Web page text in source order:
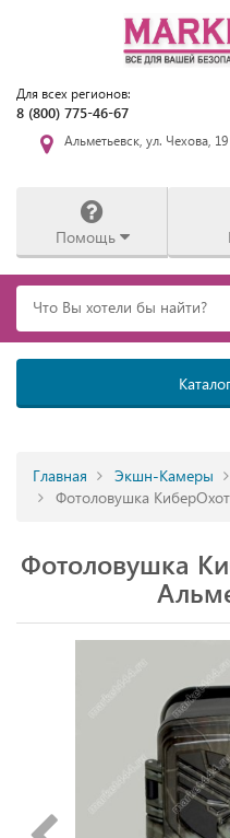
Для всех регионов:
8 (800) 775-46-67
Альметьевск, ул. Чехова, 19
Помощь
Главная Экшн-Камеры
Фотоловушка
Фотоловушка